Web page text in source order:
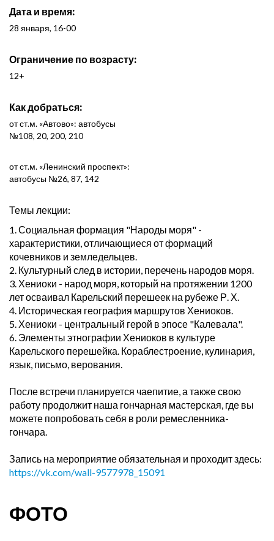
Дата и время:
28 января, 16-00
Ограничение по возрасту:
12+
Как добраться:
от ст.м. «Автово»: автобусы
№108, 20, 200, 210
от ст.м. «Ленинский проспект»:
автобусы №26, 87, 142
Темы лекции:
1. Социальная формация "Народы моря" -
характеристики, отличающиеся от формаций
кочевников и земледельцев.
2. Культурный след в истории, перечень народов моря.
3. Хениоки - народ моря, который на протяжении 1200
лет осваивал Карельский перешеек на рубеже Р. Х.
4. Историческая география маршрутов Хениоков.
5. Хениоки - центральный герой в эпосе "Калевала".
6. Элементы этнографии Хениоков в культуре
Карельского перешейка. Кораблестроение, кулинария,
язык, письмо, верования.
После встречи планируется чаепитие, а также свою
работу продолжит наша гончарная мастерская, где вы
можете попробовать себя в роли ремесленника-
гончара.
Запись на мероприятие обязательная и проходит здесь:
https://vk.com/wall-9577978_15091
ФОТО